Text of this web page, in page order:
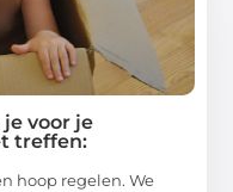
voor je
treffen:
hoop regelen. We